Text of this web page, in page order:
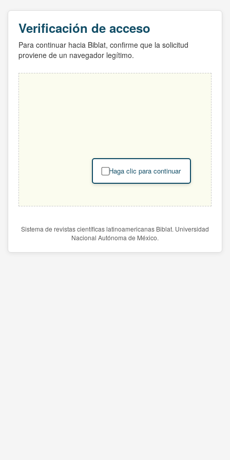
Verificación de acceso
Para continuar hacia Biblat, confirme que la solicitud
proviene de un navegador legítimo.
Haga clic para continuar
Sistema de revistas científicas latinoamericanas Biblat. Universidad
Nacional Autónoma de México.